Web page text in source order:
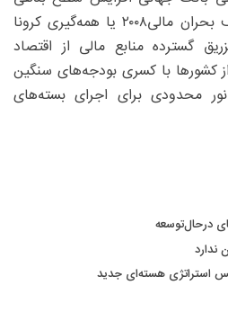
عمومی دولت‌هاست. برخلاف بحران مالی۲۰۰۸ یا همه‌گیری کرونا
گسترده منابع مالی از اقتصاد
کشورها با کسری بودجه‌های سنگین
محدودی برای اجرای بسته‌های
درحال‌توسعه
ندارد
استراتژی هسته‌ای جدید